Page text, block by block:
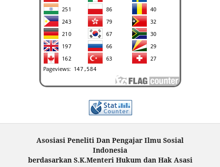
Asosiasi Peneliti Dan Pengajar Ilmu Sosial
Indonesia
berdasarkan S.K.Menteri Hukum dan Hak Asasi